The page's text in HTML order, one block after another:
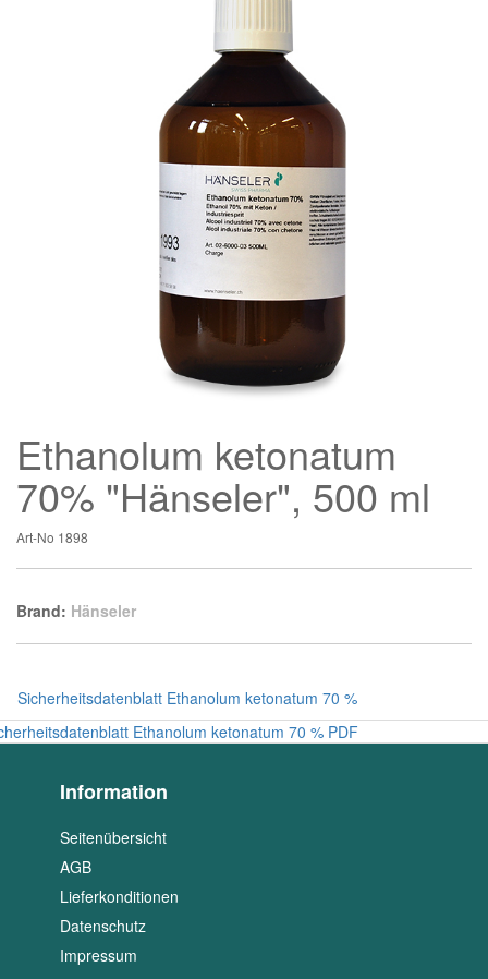
Ethanolum ketonatum
70% "Hänseler", 500 ml
Art-No 1898
Brand: Hänseler
Sicherheitsdatenblatt Ethanolum ketonatum 70 %
Ethanolum ketonatum 70 % PDF
Information
Seitenübersicht
AGB
Lieferkonditionen
Datenschutz
Impressum